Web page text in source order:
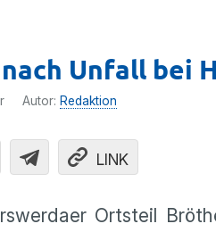
Unfall bei
Autor: Redaktion
LINK
Ortsteil